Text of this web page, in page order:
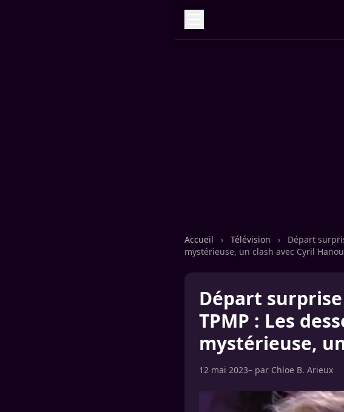
Accueil › Télévision ›
Départ
mystérieuse, un clash avec Cyril
Départ
TPMP : Les
mystérieuse,
12 mai 2023– par Chloe B. Arieux